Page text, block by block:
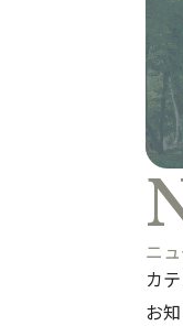
ニ
カ
お